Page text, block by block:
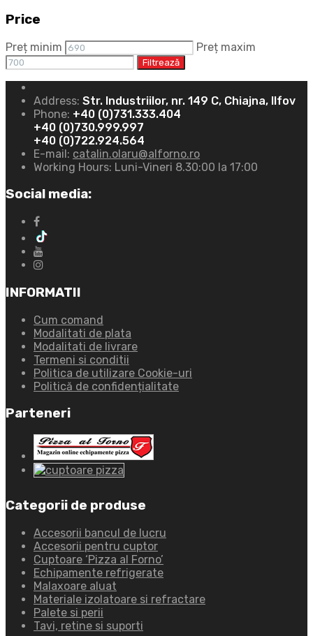
Price
Preț minim Preț maxim
Filtrează
Address: Str. Industriilor, nr. 149 C, Chiajna, Ilfov
Phone: +40 (0)731.333.404
+40 (0)730.999.997
+40 (0)722.924.564
E-mail: catalin.olaru@alforno.ro
Working Hours: Luni-Vineri 8.30:00 la 17:00
Social media:
INFORMATII
Cum comand
Modalitati de plata
Modalitati de livrare
Termeni si conditii
Politica de utilizare Cookie-uri
Politică de confidențialitate
Parteneri
Categorii de produse
Accesorii bancul de lucru
Accesorii pentru cuptor
Cuptoare ‘Pizza al Forno’
Echipamente refrigerate
Malaxoare aluat
Materiale izolatoare si refractare
Palete si perii
Tavi, retine si suporti